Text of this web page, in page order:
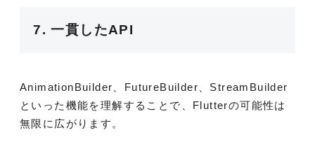
7. 一貫したAPI
AnimationBuilder、FutureBuilder、StreamBuilder
といった機能を理解することで、Flutterの可能性は
無限に広がります。